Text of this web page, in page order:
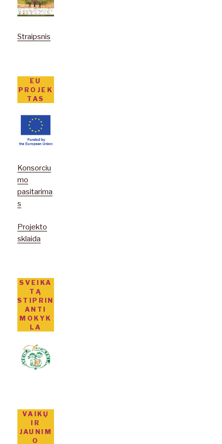
Straipsnis
EU
PROJEK
TAS
Konsorciu
mo
pasitarima
s
Projekto
sklaida
SVEIKA
TĄ
STIPRIN
ANTI
MOKYK
LA
VAIKŲ
IR
JAUNIM
O